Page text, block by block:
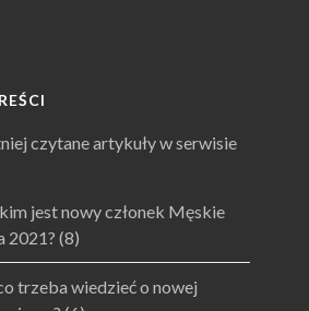
czytane artykuły w serwisie
jest nowy członek Męskie
2021? (8)
trzeba wiedzieć o nowej